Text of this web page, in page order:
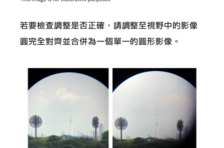
若要檢查調整是否正確，請調整至視野中的影像
圓完全對齊並合併為一個單一的圓形影像。